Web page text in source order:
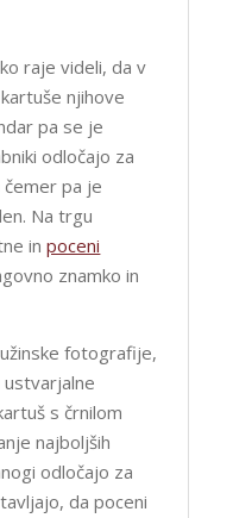
raje videli, da v
njihove
pa se je
odločajo za
pa je
Na trgu
inpoceni
znamko in
fotografije,
s črnilom
najboljših
odločajo za
da poceni